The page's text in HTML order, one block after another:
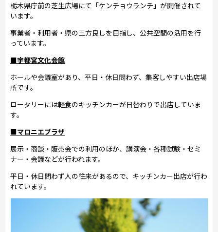
栃木県庁前の芝生広場にて「ケンチョウランチ」が開催されて
います。
事業者・利用者・県の三方良しを目指し、公共空間の活用を行
っています。
■宇都宮文化会館
ホールや会議室があり、平日・休日問わず、集客しやすい出店場
所です。
ロータリーには軽食のキッチンカーが日替わりで出店していま
す。
■マロニエプラザ
展示・商談・販売会での利用のほか、講演会・各種試験・セミ
ナー・会議などが行われます。
平日・休日問わず人の往来があるので、キッチンカー出店が行わ
れています。